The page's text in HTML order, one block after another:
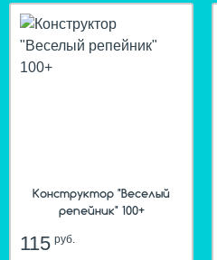
Конструктор "Веселый
репейник" 100+
115руб.